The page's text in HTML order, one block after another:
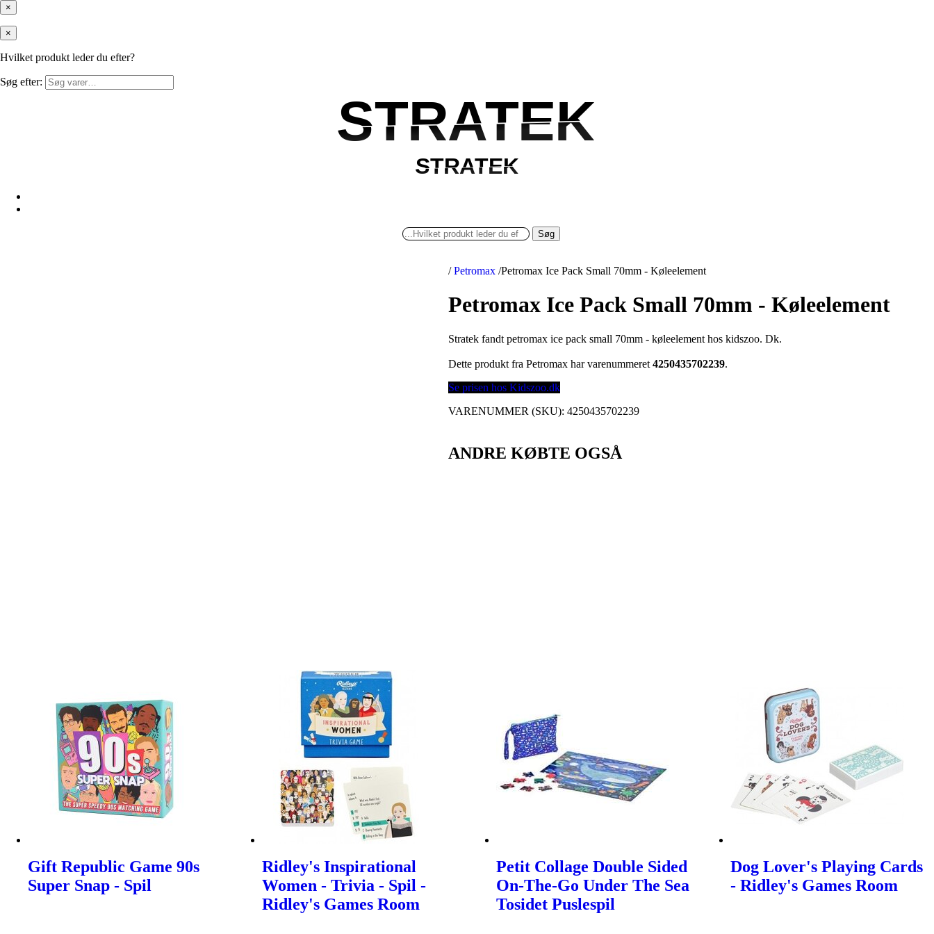
×
×
Hvilket produkt leder du efter?
Søg efter:
STRATEK
STRATEK
STRATEK
STRATEK
Søg
/ Petromax /Petromax Ice Pack Small 70mm - Køleelement
Petromax Ice Pack Small 70mm - Køleelement
Stratek fandt petromax ice pack small 70mm - køleelement hos kidszoo. Dk.
Dette produkt fra Petromax har varenummeret4250435702239.
Se prisen hos Kidszoo.dk
VARENUMMER (SKU):4250435702239
ANDRE KØBTE OGSÅ
Gift Republic Game 90s
Super Snap - Spil
Ridley's Inspirational
Women - Trivia - Spil -
Ridley's Games Room
Petit Collage Double Sided
On-The-Go Under The Sea
Tosidet Puslespil
Dog Lover's Playing Cards
- Ridley's Games Room